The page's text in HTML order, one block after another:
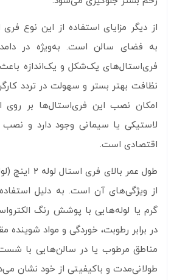
از دیگر مزایای استفاده از این نوع
به فضای سالن است. به‌ویژه در
فری‌استال‌های یک‌شکل و یک‌اندازه
نظافت بهتر بستر و سهولت در تردد
امکان نصب این فری‌استال‌ها بر روی
لاستیکی یا سیمانی وجود دارد و
اقتصادی است.
از ویژگی‌های آن است. به دلیل استفاده
گرم یا لوله‌هایی با پوشش رنگ
در برابر رطوبت، خوردگی و مواد شوینده
مناطق مرطوب یا در سالن‌هایی با
طولانی‌مدت و باکیفیتی از خود نشان